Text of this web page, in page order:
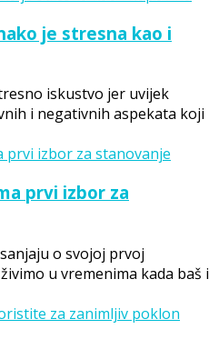
je stresna kao i
iskustvo jer uvijek
i negativnih aspekata koji
prvi izbor za
o svojoj prvoj
u vremenima kada baš i